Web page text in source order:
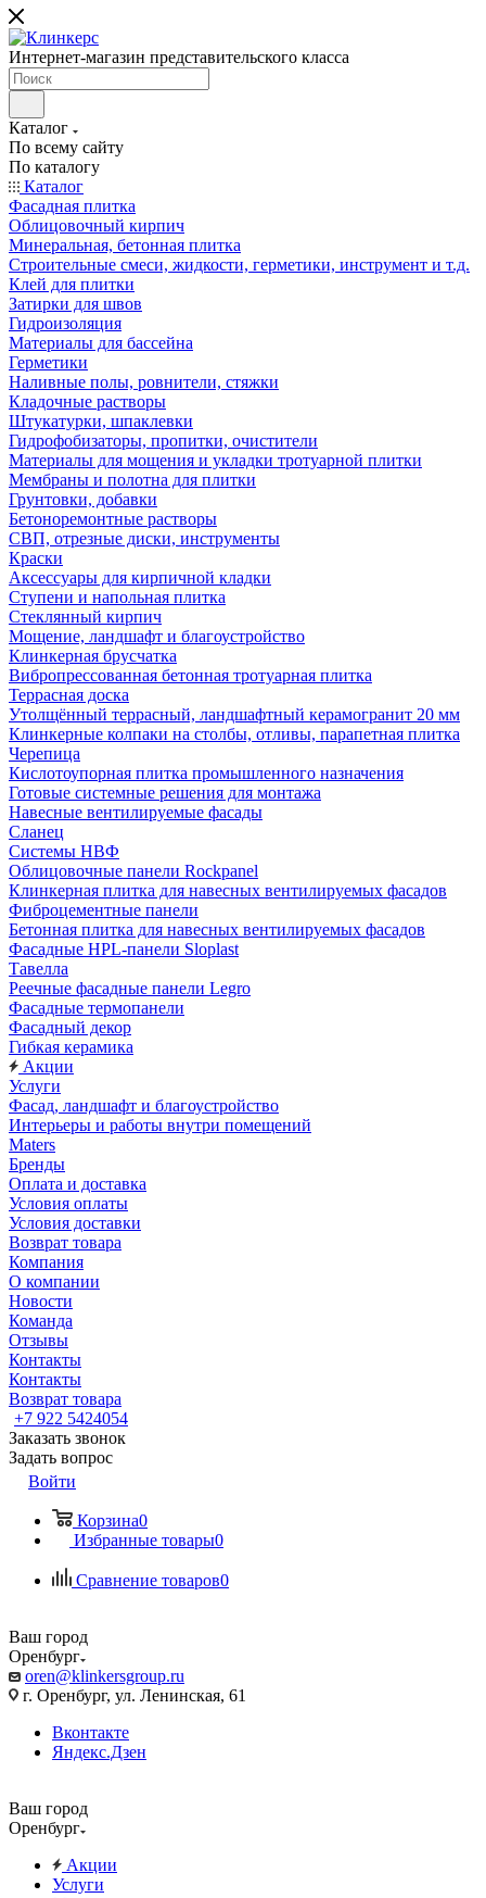
Интернет-магазин представительского класса
Каталог
По всему сайту
По каталогу
Каталог
Фасадная плитка
Облицовочный кирпич
Минеральная, бетонная плитка
Строительные смеси, жидкости, герметики, инструмент и т.д.
Клей для плитки
Затирки для швов
Гидроизоляция
Материалы для бассейна
Герметики
Наливные полы, ровнители, стяжки
Кладочные растворы
Штукатурки, шпаклевки
Гидрофобизаторы, пропитки, очистители
Материалы для мощения и укладки тротуарной плитки
Мембраны и полотна для плитки
Грунтовки, добавки
Бетоноремонтные растворы
СВП, отрезные диски, инструменты
Краски
Аксессуары для кирпичной кладки
Ступени и напольная плитка
Cтеклянный кирпич
Мощение, ландшафт и благоустройство
Клинкерная брусчатка
Вибропрессованная бетонная тротуарная плитка
Террасная доска
Утолщённый террасный, ландшафтный керамогранит 20 мм
Клинкерные колпаки на столбы, отливы, парапетная плитка
Черепица
Кислотоупорная плитка промышленного назначения
Готовые системные решения для монтажа
Навесные вентилируемые фасады
Сланец
Системы НВФ
Облицовочные панели Rockpanel
Клинкерная плитка для навесных вентилируемых фасадов
Фиброцементные панели
Бетонная плитка для навесных вентилируемых фасадов
Фасадные HPL-панели Sloplast
Тавелла
Реечные фасадные панели Legro
Фасадные термопанели
Фасадный декор
Гибкая керамика
Акции
Услуги
Фасад, ландшафт и благоустройство
Интерьеры и работы внутри помещений
Maters
Бренды
Оплата и доставка
Условия оплаты
Условия доставки
Возврат товара
Компания
О компании
Новости
Команда
Отзывы
Контакты
Контакты
Возврат товара
+7 922 5424054
Заказать звонок
Задать вопрос
Войти
Корзина0
Избранные товары0
Сравнение товаров0
Ваш город
Оренбург
oren@klinkersgroup.ru
г. Оренбург, ул. Ленинская, 61
Вконтакте
Яндекс.Дзен
Ваш город
Оренбург
Акции
Услуги